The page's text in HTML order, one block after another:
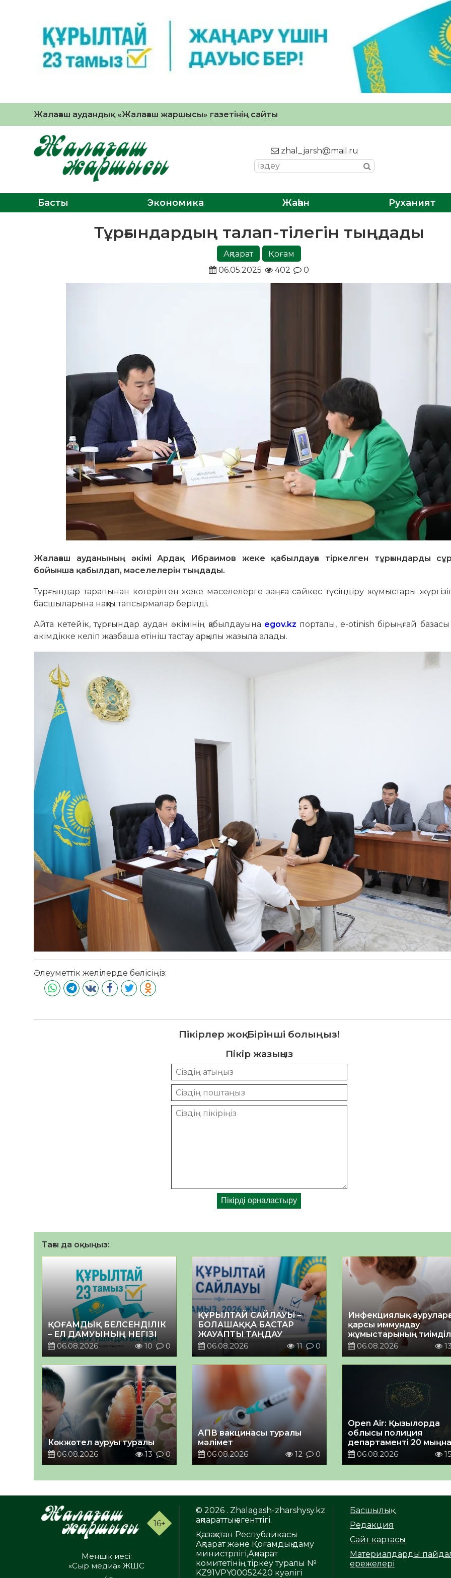
Жалағаш аудандық «Жалағаш жаршысы» газетінің сайты
zhal_jarsh@mail.ru
Басты Экономика Жаһан Руханият
Тұрғындардың талап-тілегін тыңдады
Ақпарат
Қоғам
06.05.2025
402 0
Жалағаш ауданының әкімі Ардақ Ибраимов жеке қабылдауға тіркелген тұрғындарды
бойынша қабылдап, мәселелерін тыңдады.
Тұрғындар тарапынан көтерілген жеке мәселелерге заңға сәйкес түсіндіру жұмыстары
басшыларына нақты тапсырмалар берілді.
Айта кетейік, тұрғындар аудан әкімінің қабылдауына egov.kz порталы, е-otinish бірыңғай
әкімдікке келіп жазбаша өтініш тастау арқылы жазыла алады.
Әлеуметтік желілерде бөлісіңіз:
Пікірлер жоқ. Бірінші болыңыз!
Пікір жазыңыз
Тағы да оқыңыз:
ҚОҒАМДЫҚ БЕЛСЕНДІЛІК
– ЕЛ ДАМУЫНЫҢ НЕГІЗІ
06.08.2026
10 0
ҚҰРЫЛТАЙ САЙЛАУЫ –
БОЛАШАҚҚА БАСТАР
ЖАУАПТЫ ТАҢДАУ
06.08.2026
11 0
Инфекциялық
қарсы иммундау
жұмыстарының
06.08.2026
13
Көкжөтел ауруы туралы
06.08.2026
13 0
АПВ вакцинасы туралы
мәлімет
06.08.2026
12 0
Open Air: Қызылорда
облысы полиция
департаменті 20
астам көрерменнің
06.08.2026 15
16+
Меншік иесі:
«Сыр медиа» ЖШС
© 2026 . Zhalagash-zharshysy.kz
ақпараттық агенттігі.
Қазақстан Республикасы
Ақпарат және Қоғамдық даму
министрлігі,Ақпарат
комитетінің тіркеу туралы №
KZ91VPY00052420 куәлігі
Басшылық
Редакция
Сайт картасы
Материалдарды
ережелері